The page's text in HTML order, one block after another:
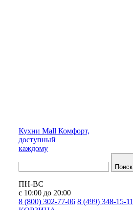
Кухни Mall Комфорт,
доступный
каждому
Поиск
ПН-ВС
с 10:00 до 20:00
8 (800) 302-77-06 8 (499) 348-15-11